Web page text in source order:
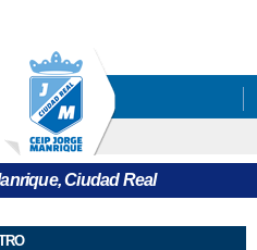
Ciudad Real
usted aquí